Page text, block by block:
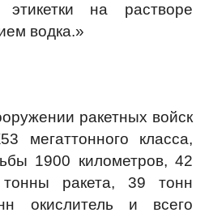
на растворе
водка.»
ракетных войск
мегаттонного класса,
1900 километров, 42
ракета, 39 тонн
окислитель и всего